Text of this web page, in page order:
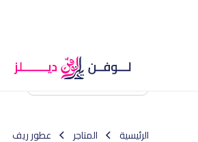
العودة إلى الصفحة الرئيسية
الرئيسية المتاجر عطور ريف